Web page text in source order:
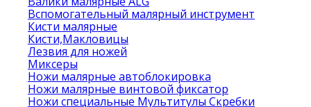
Вспомогательный малярный инструмент
Кисти малярные
Кисти,Макловицы
Лезвия для ножей
Миксеры
Ножи малярные автоблокировка
Ножи малярные винтовой фиксатор
Ножи специальные Мультитулы Скребки